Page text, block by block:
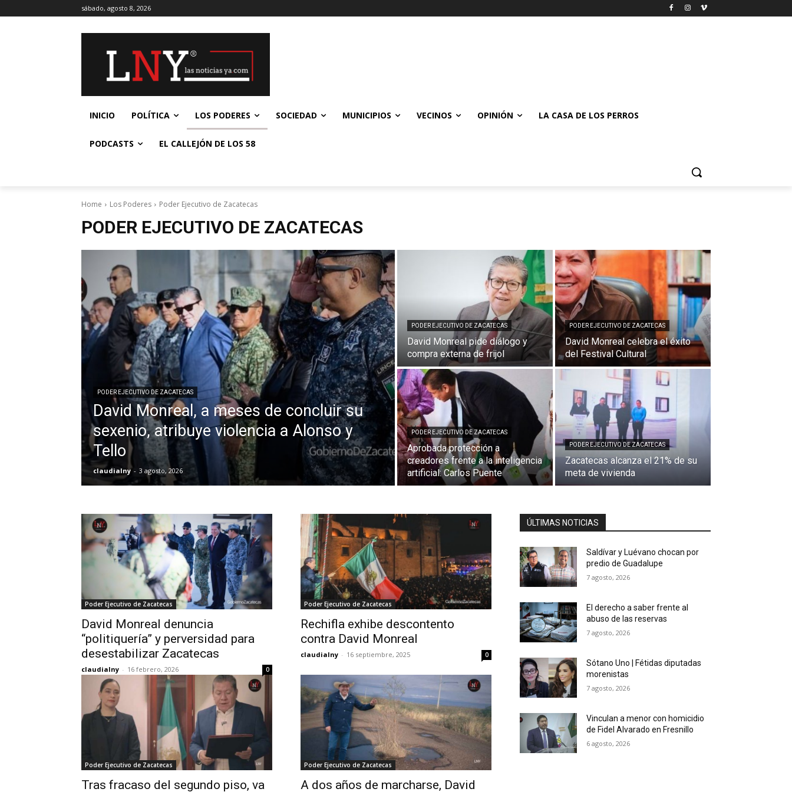
sábado, agosto 8, 2026
INICIO POLÍTICA LOS PODERES SOCIEDAD MUNICIPIOS VECINOS OPINIÓN LA CASA DE LOS PERROS
PODCASTS EL CALLEJÓN DE LOS 58
Home Los Poderes Poder Ejecutivo de Zacatecas
PODER EJECUTIVO DE ZACATECAS
PODER EJECUTIVO DE ZACATECAS
David Monreal, a meses de concluir su
sexenio, atribuye violencia a Alonso y
Tello
claudialny - 3 agosto, 2026
PODER EJECUTIVO DE ZACATECAS
David Monreal pide diálogo y
compra externa de frijol
PODER EJECUTIVO DE ZACATECAS
David Monreal celebra el éxito
del Festival Cultural
PODER EJECUTIVO DE ZACATECAS
Aprobada protección a
creadores frente a la inteligencia
artificial: Carlos Puente
PODER EJECUTIVO DE ZACATECAS
Zacatecas alcanza el 21% de su
meta de vivienda
Poder Ejecutivo de Zacatecas
David Monreal denuncia
“politiquería” y perversidad para
desestabilizar Zacatecas
claudialny - 16 febrero, 2026 0
Poder Ejecutivo de Zacatecas
Rechifla exhibe descontento
contra David Monreal
claudialny - 16 septiembre, 2025 0
Poder Ejecutivo de Zacatecas
Tras fracaso del segundo piso, va
Poder Ejecutivo de Zacatecas
A dos años de marcharse, David
ÚLTIMAS NOTICIAS
Saldívar y Luévano chocan por
predio de Guadalupe
7 agosto, 2026
El derecho a saber frente al
abuso de las reservas
7 agosto, 2026
Sótano Uno | Fétidas diputadas
morenistas
7 agosto, 2026
Vinculan a menor con homicidio
de Fidel Alvarado en Fresnillo
6 agosto, 2026